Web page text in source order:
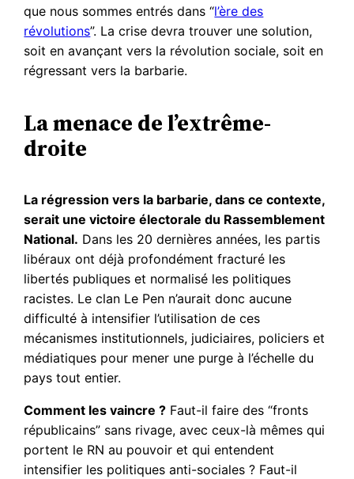
que nous sommes entrés dans “l’ère des
révolutions”. La crise devra trouver une solution,
soit en avançant vers la révolution sociale, soit en
régressant vers la barbarie.
La menace de l’extrême-
droite
La régression vers la barbarie, dans ce contexte,
serait une victoire électorale du Rassemblement
National. Dans les 20 dernières années, les partis
libéraux ont déjà profondément fracturé les
libertés publiques et normalisé les politiques
racistes. Le clan Le Pen n’aurait donc aucune
difficulté à intensifier l’utilisation de ces
mécanismes institutionnels, judiciaires, policiers et
médiatiques pour mener une purge à l’échelle du
pays tout entier.
Comment les vaincre ? Faut-il faire des “fronts
républicains” sans rivage, avec ceux-là mêmes qui
portent le RN au pouvoir et qui entendent
intensifier les politiques anti-sociales ? Faut-il